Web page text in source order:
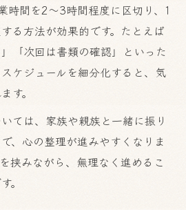
時間を2〜3時間程度に区切り、1
る方法が効果的です。たとえば
」「次回は書類の確認」といった
ケジュールを細分化すると、気
す。
ては、家族や親族と一緒に振り
、心の整理が進みやすくなりま
挟みながら、無理なく進めるこ
。